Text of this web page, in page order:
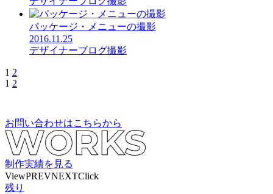
パッケージ・メニューの撮影
2016.11.25
デザイナーブログ撮影
1 2
1 2
お問い合わせはこちらから
制作実績を見る
ViewPREVNEXTClick
残り